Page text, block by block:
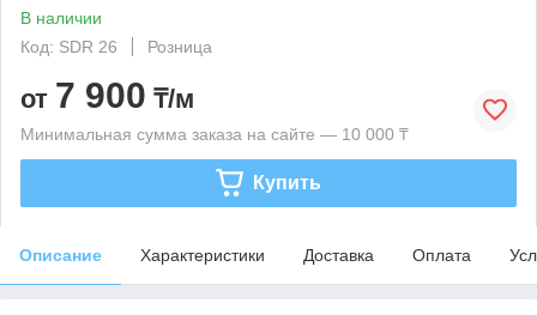
В наличии
Код: SDR 26
Розница
от 7 900 ₸/м
Минимальная сумма заказа на сайте — 10 000 ₸
Купить
Описание Характеристики Доставка Оплата